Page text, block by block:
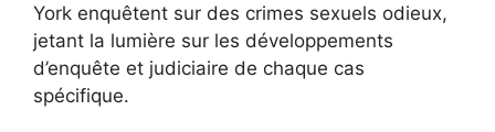
York enquêtent sur des crimes sexuels odieux,
jetant la lumière sur les développements
d’enquête et judiciaire de chaque cas
spécifique.